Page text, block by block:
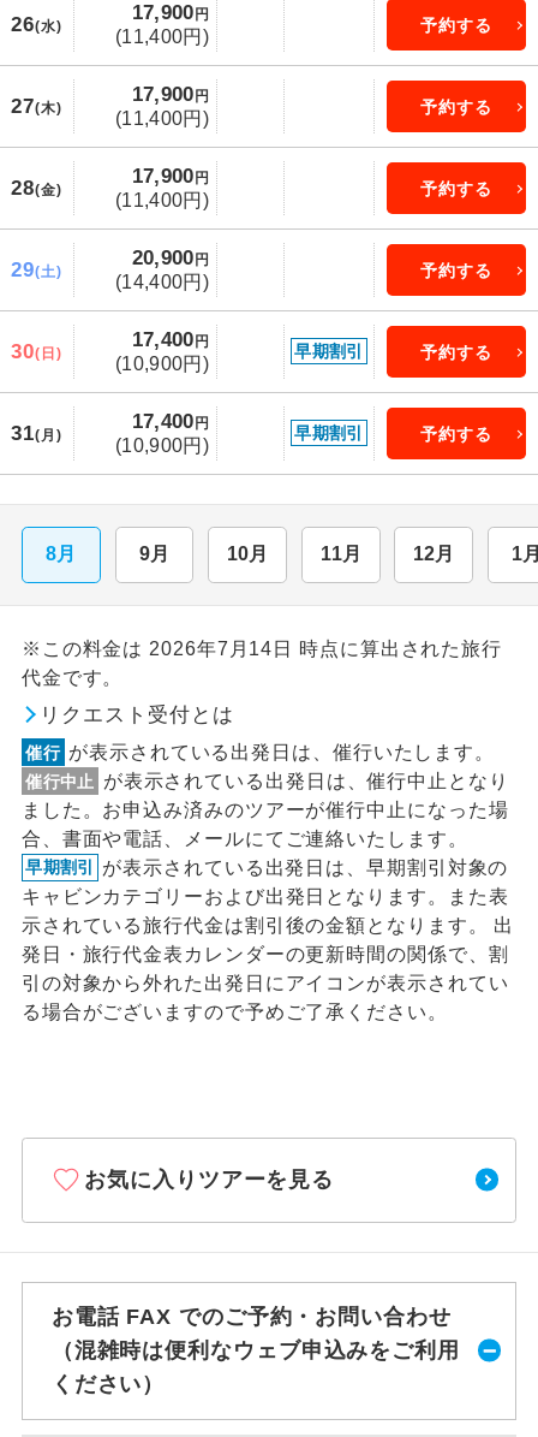
26(水)
17,900 円
(11,400円)
予約する
27(木)
17,900 円
(11,400円)
予約する
28(金)
17,900 円
(11,400円)
予約する
29(土)
20,900 円
(14,400円)
予約する
30(日)
17,400 円
(10,900円)
早期割引 予約する
31(月)
17,400 円
(10,900円)
早期割引 予約する
8月 9月 10月 11月 12月 1
※この料金は 2026年7月14日 時点に算出された旅行
代金です。
リクエスト受付とは
催行 が表示されている出発日は、催行いたします。
催行中止
が表示されている出発日は、催行中止となり
ました。お申込み済みのツアーが催行中止になった場
合、書面や電話、メールにてご連絡いたします。
早期割引
が表示されている出発日は、早期割引対象の
キャビンカテゴリーおよび出発日となります。また表
示されている旅行代金は割引後の金額となります。 出
発日・旅行代金表カレンダーの更新時間の関係で、割
引の対象から外れた出発日にアイコンが表示されてい
る場合がございますので予めご了承ください。
お気に入りツアーを見る
お電話 FAX でのご予約・お問い合わせ
（混雑時は便利なウェブ申込みをご利用
ください）